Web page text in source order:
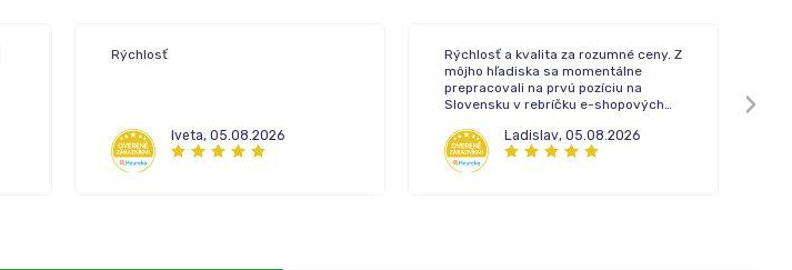
Rýchlosť
Iveta, 05.08.2026
Rýchlosť a kvalita za rozumné ceny. Z
môjho hľadiska sa momentálne
prepracovali na prvú pozíciu na
Slovensku v rebríčku e-shopových
Ladislav, 05.08.2026